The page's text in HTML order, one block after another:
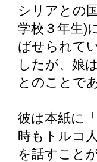
シリアとの
学校３年生)
ばせられて
したが、娘
とのことで
彼は本紙に
時もトルコ
を話すこと